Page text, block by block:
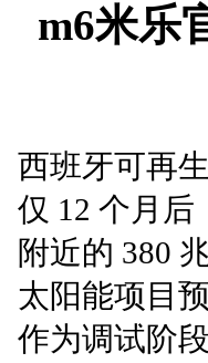
m6米乐
西班牙可再
仅 12 个月
附近的 380
太阳能项目
作为调试阶